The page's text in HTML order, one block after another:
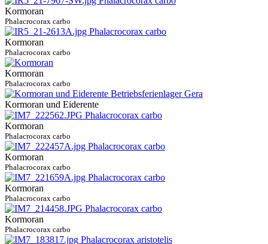
Kormoran
Phalacrocorax carbo
Kormoran
Phalacrocorax carbo
Kormoran
Phalacrocorax carbo
Kormoran und Eiderente
Kormoran
Phalacrocorax carbo
Kormoran
Phalacrocorax carbo
Kormoran
Phalacrocorax carbo
Kormoran
Phalacrocorax carbo